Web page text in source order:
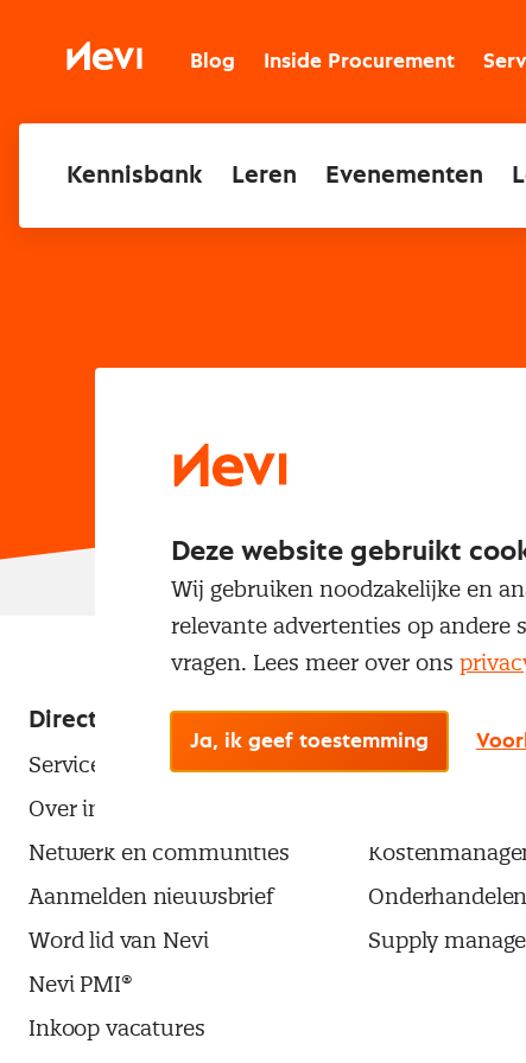
inhoudNevi Blog Inside Procurement
Kennisbank Leren Evenementen
Direct naar
Service & contact
Over inkoop
Netwerk en communities
Aanmelden nieuwsbrief
Word lid van Nevi
Nevi PMI®
Inkoop vacatures
Populaire
Aanbesteden
Onderhandelen
Supply
Deze website gebruikt
Wij gebruiken noodzakelijke en
relevante advertenties op
vragen. Lees meer over ons
Ja, ik geef toestemming